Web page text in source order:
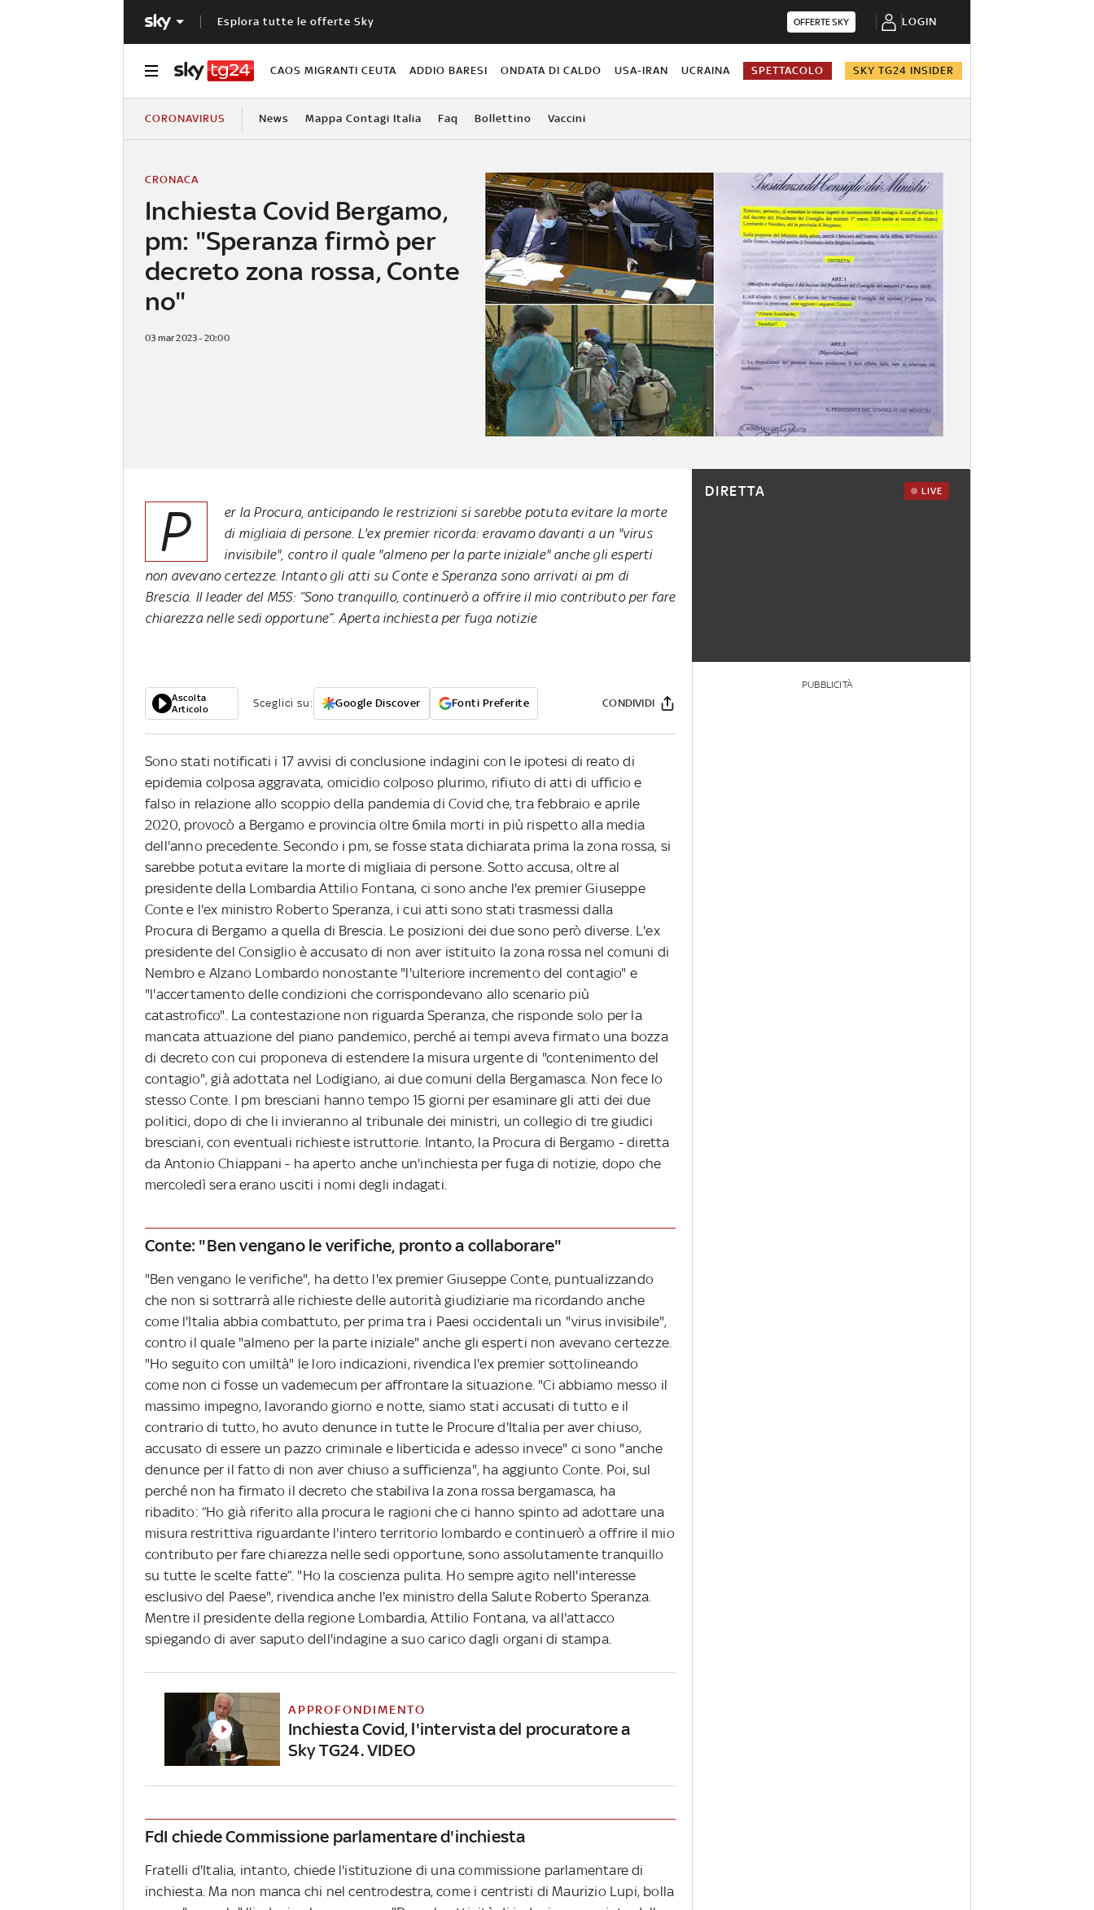
Esplora tutte le offerte Sky OFFERTE SKY LOGIN
CAOS MIGRANTI CEUTA ADDIO BARESI ONDATA DI CALDO USA-IRAN UCRAINA SPETTACOLO SKY TG24 INSIDER
CORONAVIRUS News Mappa Contagi Italia Faq Bollettino Vaccini
Inchiesta Covid Bergamo,
pm: "Speranza firmò per
decreto zona rossa, Conte
no"
CRONACA
03 mar 2023 - 20:00
P
er la Procura, anticipando le restrizioni si sarebbe potuta evitare la morte
di migliaia di persone. L'ex premier ricorda: eravamo davanti a un "virus
invisibile", contro il quale "almeno per la parte iniziale" anche gli esperti
non avevano certezze. Intanto gli atti su Conte e Speranza sono arrivati ai pm di
Brescia. Il leader del M5S: “Sono tranquillo, continuerò a offrire il mio contributo per fare
chiarezza nelle sedi opportune”. Aperta inchiesta per fuga notizie
Ascolta
Articolo
Sceglici su: Google Discover Fonti Preferite CONDIVIDI
Sono stati notificati i 17 avvisi di conclusione indagini con le ipotesi di reato di
epidemia colposa aggravata, omicidio colposo plurimo, rifiuto di atti di ufficio e
falso in relazione allo scoppio della pandemia di Covid che, tra febbraio e aprile
2020, provocò a Bergamo e provincia oltre 6mila morti in più rispetto alla media
dell'anno precedente. Secondo i pm, se fosse stata dichiarata prima la zona rossa, si
sarebbe potuta evitare la morte di migliaia di persone. Sotto accusa, oltre al
presidente della Lombardia Attilio Fontana, ci sono anche l'ex premier Giuseppe
Conte e l'ex ministro Roberto Speranza, i cui atti sono stati trasmessi dalla
Procura di Bergamo a quella di Brescia. Le posizioni dei due sono però diverse. L'ex
presidente del Consiglio è accusato di non aver istituito la zona rossa nel comuni di
Nembro e Alzano Lombardo nonostante "l'ulteriore incremento del contagio" e
"l'accertamento delle condizioni che corrispondevano allo scenario più
catastrofico". La contestazione non riguarda Speranza, che risponde solo per la
mancata attuazione del piano pandemico, perché ai tempi aveva firmato una bozza
di decreto con cui proponeva di estendere la misura urgente di "contenimento del
contagio", già adottata nel Lodigiano, ai due comuni della Bergamasca. Non fece lo
stesso Conte. I pm bresciani hanno tempo 15 giorni per esaminare gli atti dei due
politici, dopo di che li invieranno al tribunale dei ministri, un collegio di tre giudici
bresciani, con eventuali richieste istruttorie. Intanto, la Procura di Bergamo - diretta
da Antonio Chiappani - ha aperto anche un'inchiesta per fuga di notizie, dopo che
mercoledì sera erano usciti i nomi degli indagati.
Conte: "Ben vengano le verifiche, pronto a collaborare"
"Ben vengano le verifiche", ha detto l'ex premier Giuseppe Conte, puntualizzando
che non si sottrarrà alle richieste delle autorità giudiziarie ma ricordando anche
come l'Italia abbia combattuto, per prima tra i Paesi occidentali un "virus invisibile",
contro il quale "almeno per la parte iniziale" anche gli esperti non avevano certezze.
"Ho seguito con umiltà" le loro indicazioni, rivendica l'ex premier sottolineando
come non ci fosse un vademecum per affrontare la situazione. "Ci abbiamo messo il
massimo impegno, lavorando giorno e notte, siamo stati accusati di tutto e il
contrario di tutto, ho avuto denunce in tutte le Procure d'Italia per aver chiuso,
accusato di essere un pazzo criminale e liberticida e adesso invece" ci sono "anche
denunce per il fatto di non aver chiuso a sufficienza", ha aggiunto Conte. Poi, sul
perché non ha firmato il decreto che stabiliva la zona rossa bergamasca, ha
ribadito: “Ho già riferito alla procura le ragioni che ci hanno spinto ad adottare una
misura restrittiva riguardante l'intero territorio lombardo e continuerò a offrire il mio
contributo per fare chiarezza nelle sedi opportune, sono assolutamente tranquillo
su tutte le scelte fatte”. "Ho la coscienza pulita. Ho sempre agito nell'interesse
esclusivo del Paese", rivendica anche l'ex ministro della Salute Roberto Speranza.
Mentre il presidente della regione Lombardia, Attilio Fontana, va all'attacco
spiegando di aver saputo dell'indagine a suo carico dagli organi di stampa.
APPROFONDIMENTO
Inchiesta Covid, l'intervista del procuratore a
Sky TG24. VIDEO
FdI chiede Commissione parlamentare d'inchiesta
Fratelli d'Italia, intanto, chiede l'istituzione di una commissione parlamentare di
inchiesta. Ma non manca chi nel centrodestra, come i centristi di Maurizio Lupi, bolla
DIRETTA LIVE
PUBBLICITÀ